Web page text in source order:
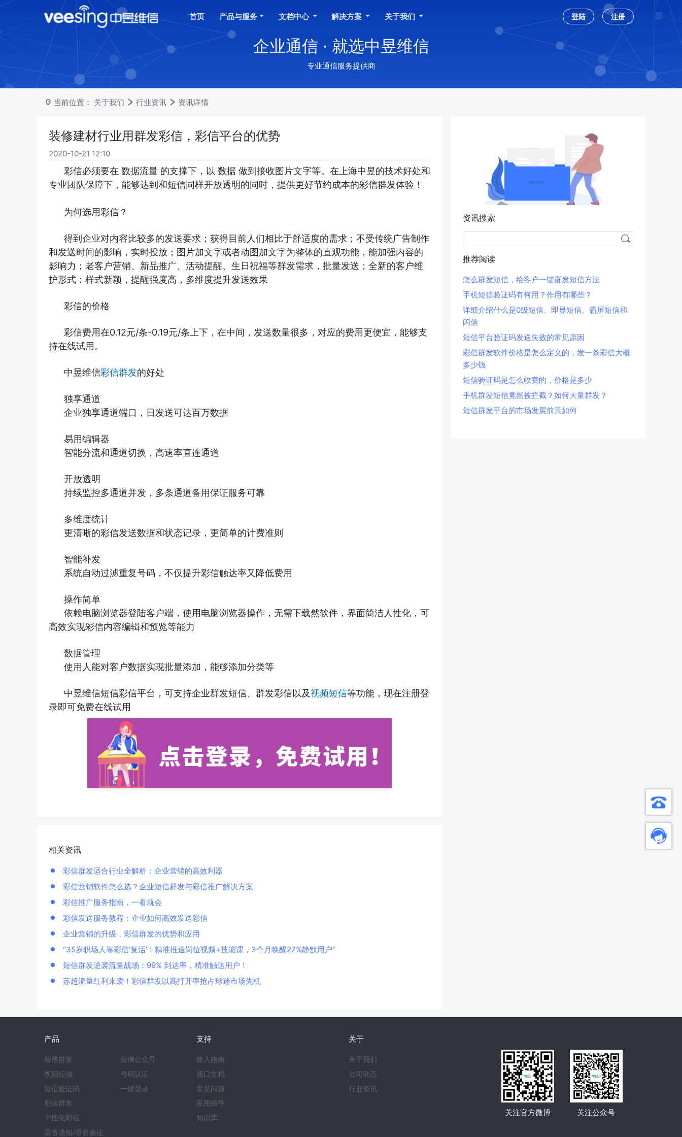
首页 产品与服务 文档中心 解决方案 关于我们 登陆 注册
企业通信 · 就选中昱维信
专业通信服务提供商
当前位置： 关于我们 行业资讯 资讯详情
装修建材行业用群发彩信，彩信平台的优势
2020-10-21 12:10
彩信必须要在 数据流量 的支撑下，以 数据 做到接收图片文字等。在上海中昱的技术好处和
专业团队保障下，能够达到和短信同样开放透明的同时，提供更好节约成本的彩信群发体验！
为何选用彩信？
得到企业对内容比较多的发送要求；获得目前人们相比于舒适度的需求；不受传统广告制作
和发送时间的影响，实时投放；图片加文字或者动图加文字为整体的直观功能，能加强内容的
影响力；老客户营销、新品推广、活动提醒、生日祝福等群发需求，批量发送；全新的客户维
护形式：样式新颖，提醒强度高，多维度提升发送效果
彩信的价格
彩信费用在0.12元/条-0.19元/条上下，在中间，发送数量很多，对应的费用更便宜，能够支
持在线试用。
中昱维信彩信群发的好处
独享通道
企业独享通道端口，日发送可达百万数据
易用编辑器
智能分流和通道切换，高速率直连通道
开放透明
持续监控多通道并发，多条通道备用保证服务可靠
多维度统计
更清晰的彩信发送数据和状态记录，更简单的计费准则
智能补发
系统自动过滤重复号码，不仅提升彩信触达率又降低费用
操作简单
依赖电脑浏览器登陆客户端，使用电脑浏览器操作，无需下载然软件，界面简洁人性化，可
高效实现彩信内容编辑和预览等能力
数据管理
使用人能对客户数据实现批量添加，能够添加分类等
中昱维信短信彩信平台，可支持企业群发短信、群发彩信以及视频短信等功能，现在注册登
录即可免费在线试用
相关资讯
彩信群发适合行业全解析：企业营销的高效利器
彩信营销软件怎么选？企业短信群发与彩信推广解决方案
彩信推广服务指南，一看就会
彩信发送服务教程：企业如何高效发送彩信
企业营销的升级，彩信群发的优势和应用
“35岁职场人靠彩信‘复活’！精准推送岗位视频+技能课，3个月唤醒27%静默用户”
短信群发逆袭流量战场：99% 到达率，精准触达用户！
苏超流量红利来袭！彩信群发以高打开率抢占球迷市场先机
资讯搜索
推荐阅读
怎么群发短信，给客户一键群发短信方法
手机短信验证码有何用？作用有哪些？
详细介绍什么是0级短信、即显短信、霸屏短信和
闪信
短信平台验证码发送失败的常见原因
彩信群发软件价格是怎么定义的，发一条彩信大概
多少钱
短信验证码是怎么收费的，价格是多少
手机群发短信竟然被拦截？如何大量群发？
短信群发平台的市场发展前景如何
产品
短信群发
视频短信
短信验证码
彩信群发
个性化彩信
语音通知/语音验证
短信公众号
号码认证
一键登录
支持
接入指南
接口文档
常见问题
应用插件
知识库
关于
关于我们
公司动态
行业资讯
关注官方微博 关注公众号